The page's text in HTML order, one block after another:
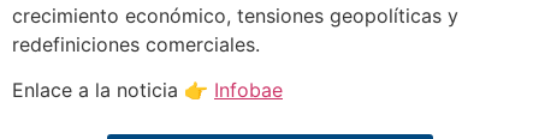
crecimiento económico, tensiones geopolíticas y
redefiniciones comerciales.
Enlace a la noticia 👉 Infobae